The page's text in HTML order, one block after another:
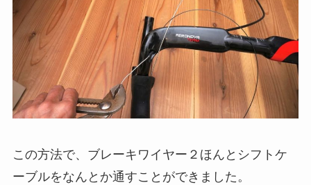
この方法で、ブレーキワイヤー２ほんとシフトケ
ーブルをなんとか通すことができました。